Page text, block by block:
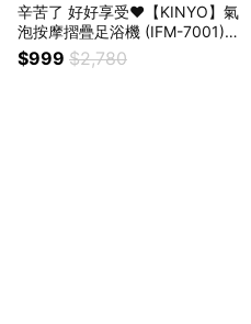
辛苦了 好好享受❤️【KINYO】氣
泡按摩摺疊足浴機 (IFM-7001)
生日禮物 按摩 泡腳 放鬆 長輩送
禮
$999 $2,780